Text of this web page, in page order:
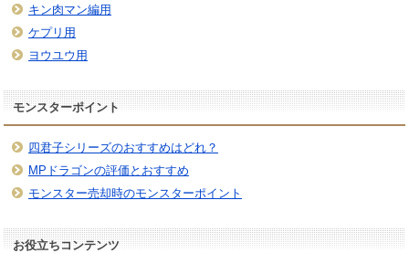
キン肉マン編用
ケプリ用
ヨウユウ用
モンスターポイント
四君子シリーズのおすすめはどれ？
MPドラゴンの評価とおすすめ
モンスター売却時のモンスターポイント
お役立ちコンテンツ